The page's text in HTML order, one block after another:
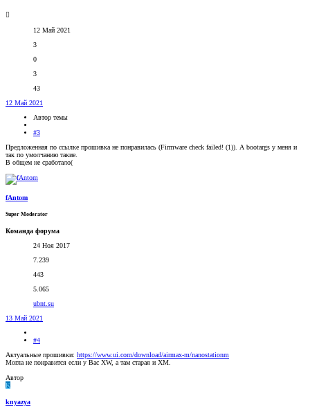
12 Май 2021
3
0
3
43
12 Май 2021
Автор темы
#3
Предложенная по ссылке прошивка не понравилась (Firmware check failed! (1)). А bootargs у меня и
так по умолчанию такие.
В общем не сработало(
fAntom
Super Moderator
Команда форума
24 Ноя 2017
7.239
443
5.065
ubnt.su
13 Май 2021
#4
Актуальные прошивки: https://www.ui.com/download/airmax-m/nanostationm
Могла не понравится если у Вас XW, а там старая и XM.
Автор
K
knyazya